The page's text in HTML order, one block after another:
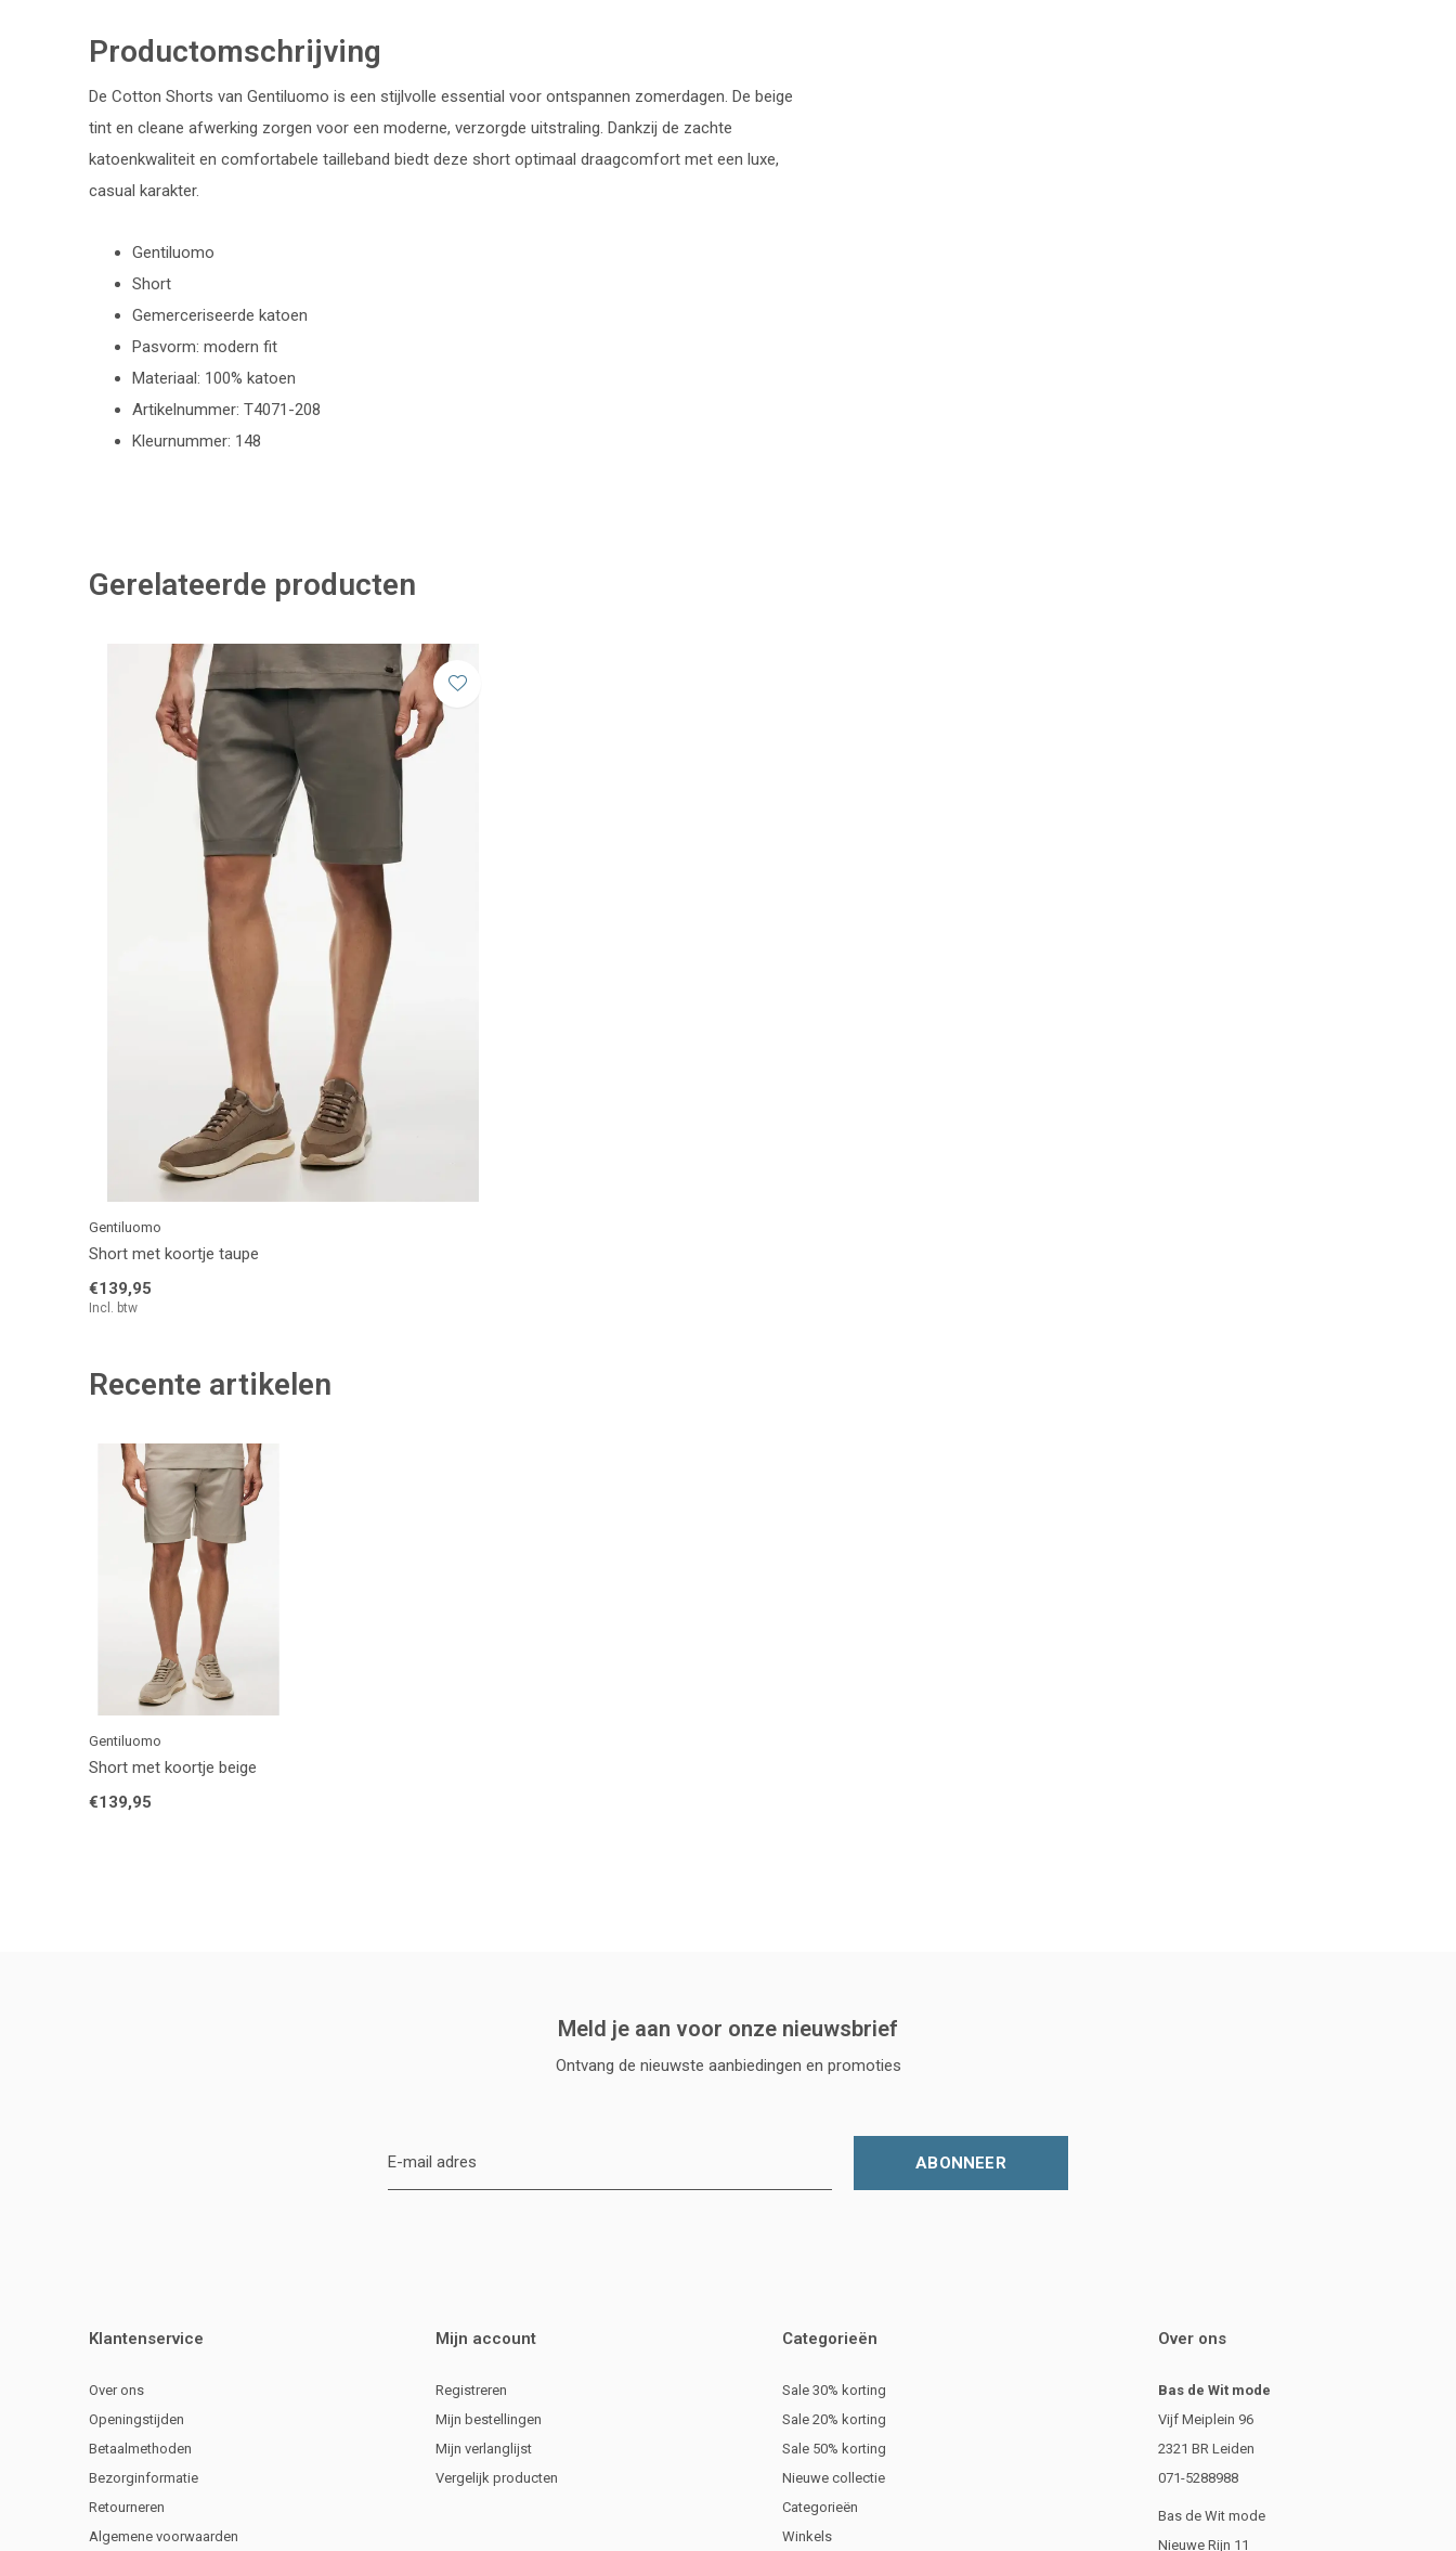
Productomschrijving
De Cotton Shorts van Gentiluomo is een stijlvolle essential voor ontspannen zomerdagen. De beige
tint en cleane afwerking zorgen voor een moderne, verzorgde uitstraling. Dankzij de zachte
katoenkwaliteit en comfortabele tailleband biedt deze short optimaal draagcomfort met een luxe,
casual karakter.
Gentiluomo
Short
Gemerceriseerde katoen
Pasvorm: modern fit
Materiaal: 100% katoen
Artikelnummer: T4071-208
Kleurnummer: 148
Gerelateerde producten
Gentiluomo
Short met koortje taupe
€139,95
Incl. btw
Recente artikelen
Gentiluomo
Short met koortje beige
€139,95
Meld je aan voor onze nieuwsbrief
Ontvang de nieuwste aanbiedingen en promoties
ABONNEER
Klantenservice
Over ons
Openingstijden
Betaalmethoden
Bezorginformatie
Retourneren
Algemene voorwaarden
Mijn account
Registreren
Mijn bestellingen
Mijn verlanglijst
Vergelijk producten
Categorieën
Sale 30% korting
Sale 20% korting
Sale 50% korting
Nieuwe collectie
Categorieën
Winkels
Over ons
Bas de Wit mode
Vijf Meiplein 96
2321 BR Leiden
071-5288988
Bas de Wit mode
Nieuwe Rijn 11